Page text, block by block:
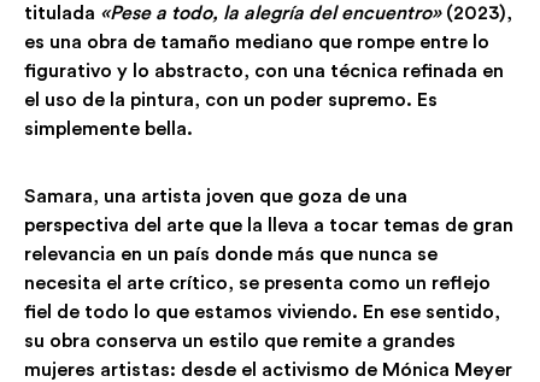
titulada «Pese a todo, la alegría del encuentro»(2023),
es una obra de tamaño mediano que rompe entre lo
figurativo y lo abstracto, con una técnica refinada en
el uso de la pintura, con un poder supremo. Es
simplemente bella.
Samara, una artista joven que goza de una
perspectiva del arte que la lleva a tocar temas de gran
relevancia en un país donde más que nunca se
necesita el arte crítico, se presenta como un reflejo
fiel de todo lo que estamos viviendo. En ese sentido,
su obra conserva un estilo que remite a grandes
mujeres artistas: desde el activismo de Mónica Meyer